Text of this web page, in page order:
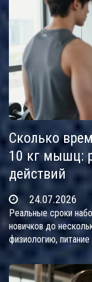
Сколько
10 кг мышц:
действий
24.07.2026
Реальные сроки
новичков до
физиологию, питание